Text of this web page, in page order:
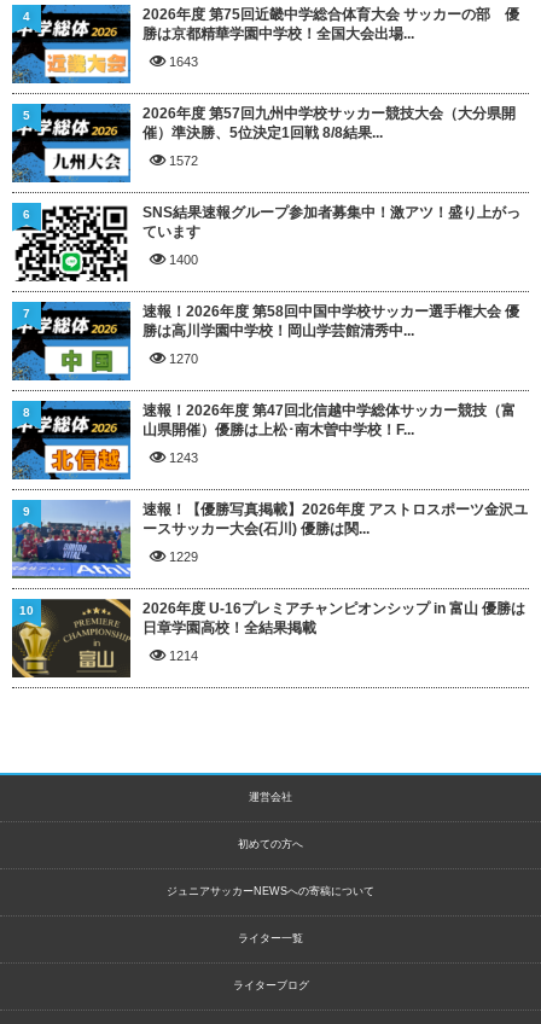
2026年度 第75回近畿中学総合体育大会 サッカーの部 優
勝は京都精華学園中学校！全国大会出場...
1643
4
2026年度 第57回九州中学校サッカー競技大会（大分県開
催）準決勝、5位決定1回戦 8/8結果...
1572
5
SNS結果速報グループ参加者募集中！激アツ！盛り上がっ
ています
1400
6
速報！2026年度 第58回中国中学校サッカー選手権大会 優
勝は高川学園中学校！岡山学芸館清秀中...
1270
7
速報！2026年度 第47回北信越中学総体サッカー競技（富
山県開催）優勝は上松･南木曽中学校！F...
1243
8
速報！【優勝写真掲載】2026年度 アストロスポーツ金沢ユ
ースサッカー大会(石川) 優勝は関...
1229
9
2026年度 U-16プレミアチャンピオンシップ in 富山 優勝は
日章学園高校！全結果掲載
1214
10
運営会社
初めての方へ
ジュニアサッカーNEWSへの寄稿について
ライター一覧
ライターブログ